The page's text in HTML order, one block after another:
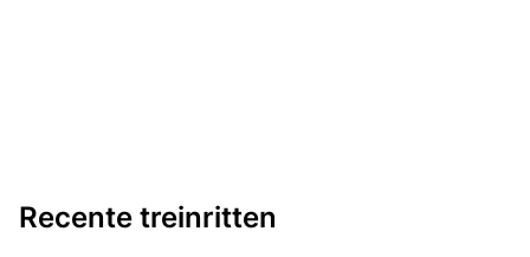
Recente treinritten